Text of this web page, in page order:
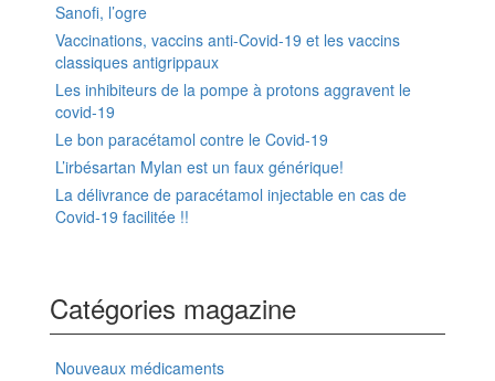
Sanofi, l’ogre
Vaccinations, vaccins anti-Covid-19 et les vaccins
classiques antigrippaux
Les inhibiteurs de la pompe à protons aggravent le
covid-19
Le bon paracétamol contre le Covid-19
L’irbésartan Mylan est un faux générique!
La délivrance de paracétamol injectable en cas de
Covid-19 facilitée !!
Catégories magazine
Nouveaux médicaments